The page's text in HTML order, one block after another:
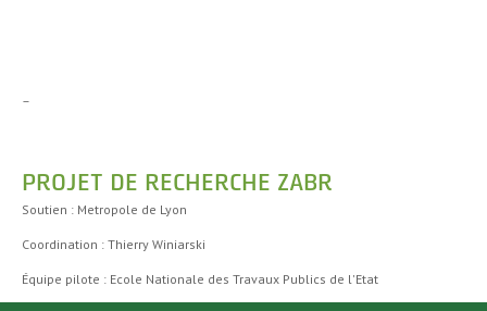
–
PROJET DE RECHERCHE ZABR
Soutien : Metropole de Lyon
Coordination : Thierry Winiarski
Équipe pilote : Ecole Nationale des Travaux Publics de l'Etat